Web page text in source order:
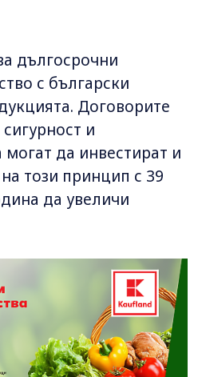
дългосрочни
с български
Договорите
и
да инвестират и
този принцип с 39
да увеличи